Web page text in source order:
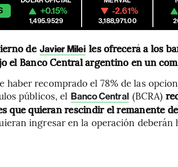
+0.15%
1,495.9529
-2.61%
3,188,971.00
de Javier Milei les ofrecerá a los
el Banco Central argentino en un
haber recomprado el 78% de las
públicos, el Banco Central (BCRA)
que quieran rescindir el remanente
ingresar en la operación deberán